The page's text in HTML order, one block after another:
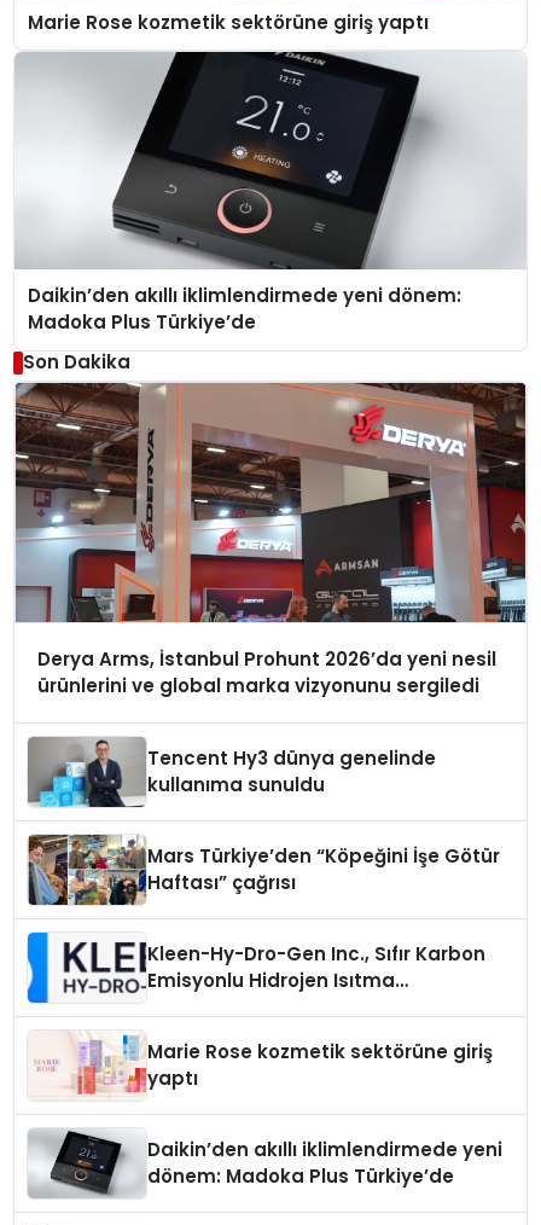
Marie Rose kozmetik sektörüne giriş yaptı
Daikin’den akıllı iklimlendirmede yeni dönem:
Madoka Plus Türkiye’de
Son Dakika
Derya Arms, İstanbul Prohunt 2026’da yeni nesil
ürünlerini ve global marka vizyonunu sergiledi
Tencent Hy3 dünya genelinde
kullanıma sunuldu
Mars Türkiye’den “Köpeğini İşe Götür
Haftası” çağrısı
Kleen-Hy-Dro-Gen Inc., Sıfır Karbon
Emisyonlu Hidrojen Isıtma
Marie Rose kozmetik sektörüne giriş
yaptı
Daikin’den akıllı iklimlendirmede yeni
dönem: Madoka Plus Türkiye’de